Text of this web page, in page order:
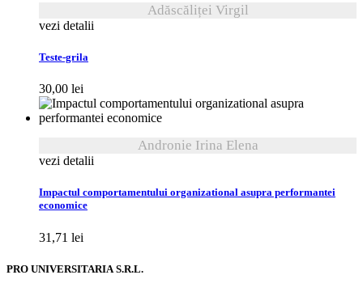
Adăscăliței Virgil
vezi detalii
Teste-grila
30,00 lei
Andronie Irina Elena
vezi detalii
Impactul comportamentului organizational asupra performantei
economice
31,71 lei
PRO UNIVERSITARIA S.R.L.